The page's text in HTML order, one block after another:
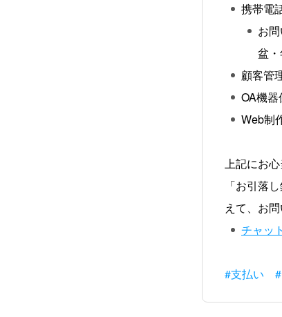
携帯電
お
盆・
顧客管
OA機器
Web制
上記にお
「お引落
えて、お
チャッ
#支払い